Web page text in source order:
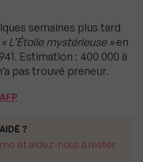
semaines plus tard
« L’Étoile mystérieuse »en
Estimation : 400 000 à
pas trouvé preneur.
?
et aidez-nous à rester